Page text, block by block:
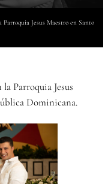
Jesus Maestro en Santo
Parroquia Jesus
Dominicana.